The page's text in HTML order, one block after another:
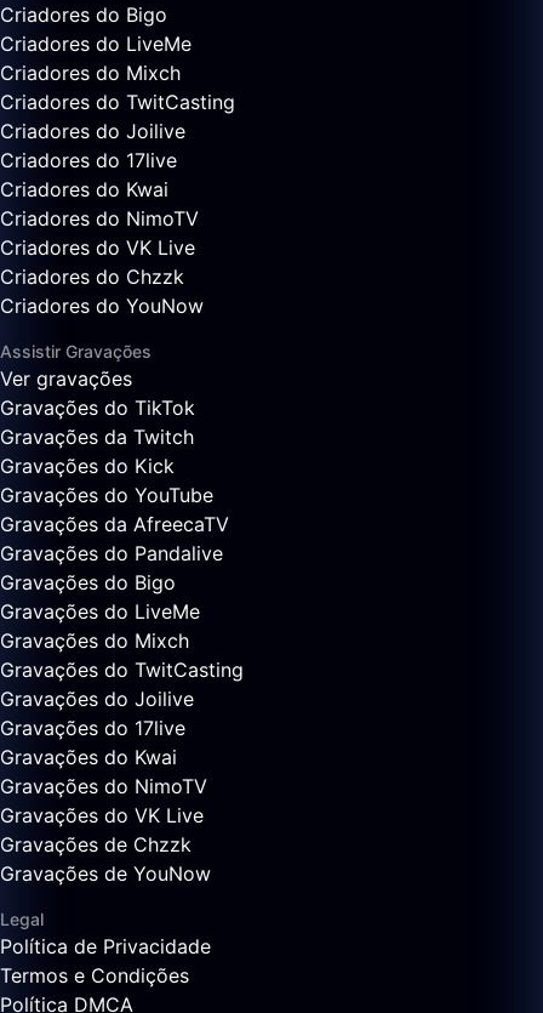
Criadores do Bigo
Criadores do LiveMe
Criadores do Mixch
Criadores do TwitCasting
Criadores do Joilive
Criadores do 17live
Criadores do Kwai
Criadores do NimoTV
Criadores do VK Live
Criadores do Chzzk
Criadores do YouNow
Assistir Gravações
Ver gravações
Gravações do TikTok
Gravações da Twitch
Gravações do Kick
Gravações do YouTube
Gravações da AfreecaTV
Gravações do Pandalive
Gravações do Bigo
Gravações do LiveMe
Gravações do Mixch
Gravações do TwitCasting
Gravações do Joilive
Gravações do 17live
Gravações do Kwai
Gravações do NimoTV
Gravações do VK Live
Gravações de Chzzk
Gravações de YouNow
Legal
Política de Privacidade
Termos e Condições
Política DMCA